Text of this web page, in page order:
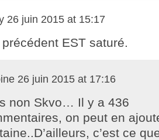
26 juin 2015 at 15:17
précédent EST saturé.
26 juin 2015 at 17:16
non Skvo… Il y a 436
on peut en
c’est ce